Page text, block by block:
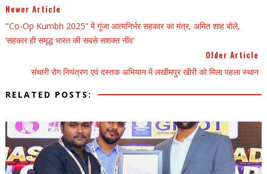
Newer Article
"Co-Op Kumbh 2025” में गूंजा आत्मनिर्भर सहकार का मंत्र, अमित शाह बोले,
‘सहकार ही समृद्ध भारत की सबसे सशक्त नींव'
Older Article
संचारी रोग नियंत्रण एवं दस्तक अभियान में लखीमपुर खीरी को मिला पहला स्थान
RELATED POSTS: